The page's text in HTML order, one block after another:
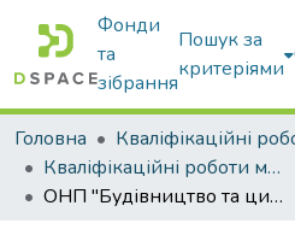
Фонди
та
зібрання
Пошук за
критеріями
Головна
Кваліфікаційні
Кваліфікаційні роботи магістрів
ОНП "Будівництво та цивільна інженерія"